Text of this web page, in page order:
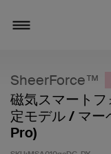
SheerForce™
磁気スマート
定モデル / マー
Pro)